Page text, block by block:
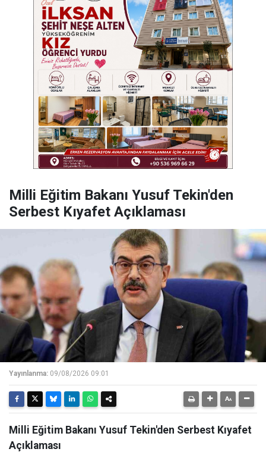
Milli Eğitim Bakanı Yusuf Tekin'den
Serbest Kıyafet Açıklaması
Yayınlanma: 09/08/2026 09:01
Milli Eğitim Bakanı Yusuf Tekin'den Serbest Kıyafet
Açıklaması